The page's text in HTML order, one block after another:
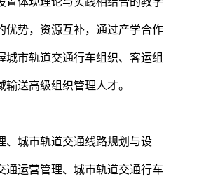
优势，资源互补，通过产学合作
市轨道交通行车组织、客运组
送高级组织管理人才。
、城市轨道交通线路规划与设
通运营管理、城市轨道交通行车